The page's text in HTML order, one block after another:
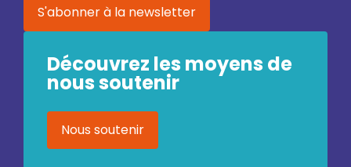
S'abonner à la newsletter
Découvrez les moyens de
nous soutenir
Nous soutenir